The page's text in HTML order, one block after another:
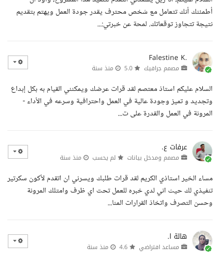
أطمئنك أنك تتعامل مع شخص محترف يقدر جودة العمل ويهتم بتقديم
نتيجة تتجاوز توقعاتك. لمحة عن خبرتي:...
Falestine K.
مصمم جرافيك منذ سنة
السلام عليكم استاذ معتصم لقد قرات عرضك ويمكنني القيام به بكل إبداع
وتجديد و تميز وجودة عالية في العمل واحترافية وسرعه في الأداء -
المرونة في العمل والقدرة على ت...
عرفات ع.
مصمم ومدخل بيانات لم يحسب منذ سنة
مساء الخير استاذي الكريم لقد قرات طلبك ويسرني ان اتقدم لأكون سكرتير
تنفيذي لك حيث اني لدي خبره للعمل تحت اي ظرف وامتلك المرونة
وحسن التصرف واتخاذ القرارات المنا...
هالة ا.
مساعد افتراضي منذ سنة